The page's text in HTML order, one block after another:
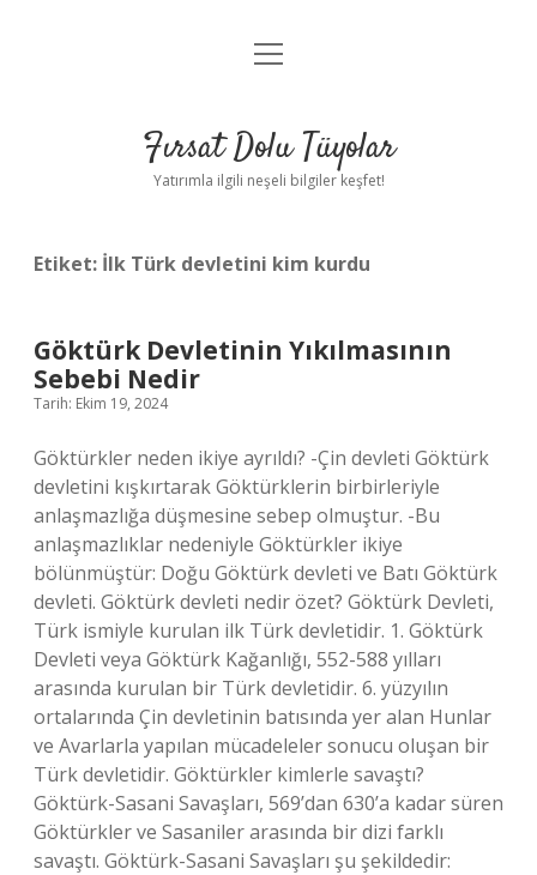
Gizlilik Politikası
Yasal Uyarı
menüyü
Fırsat Dolu Tüyolar
Yatırımla ilgili neşeli bilgiler keşfet!
Etiket: İlk Türk devletini kim kurdu
Göktürk Devletinin Yıkılmasının
Sebebi Nedir
Tarih: Ekim 19, 2024
Göktürkler neden ikiye ayrıldı? -Çin devleti Göktürk
devletini kışkırtarak Göktürklerin birbirleriyle
anlaşmazlığa düşmesine sebep olmuştur. -Bu
anlaşmazlıklar nedeniyle Göktürkler ikiye
bölünmüştür: Doğu Göktürk devleti ve Batı Göktürk
devleti. Göktürk devleti nedir özet? Göktürk Devleti,
Türk ismiyle kurulan ilk Türk devletidir. 1. Göktürk
Devleti veya Göktürk Kağanlığı, 552-588 yılları
arasında kurulan bir Türk devletidir. 6. yüzyılın
ortalarında Çin devletinin batısında yer alan Hunlar
ve Avarlarla yapılan mücadeleler sonucu oluşan bir
Türk devletidir. Göktürkler kimlerle savaştı?
Göktürk-Sasani Savaşları, 569’dan 630’a kadar süren
Göktürkler ve Sasaniler arasında bir dizi farklı
savaştı. Göktürk-Sasani Savaşları şu şekildedir: